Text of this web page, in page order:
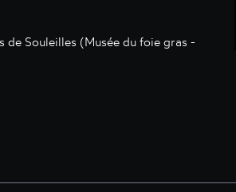
de Souleilles (Musée du foie gras -